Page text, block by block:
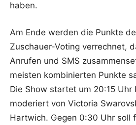
haben.
Am Ende werden die Punkte
Zuschauer-Voting verrechnet,
Anrufen und SMS
meisten kombinierten Punkte
Die Show startet um 20:15 Uhr
moderiert von Victoria
Hartwich. Gegen 0:30 Uhr soll